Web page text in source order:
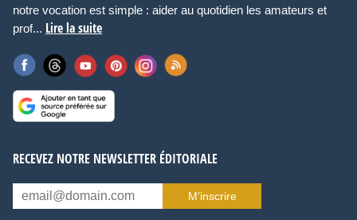
notre vocation est simple : aider au quotidien les amateurs et
prof... Lire la suite
RECEVEZ NOTRE NEWSLETTER ÉDITORIALE
M’inscrire